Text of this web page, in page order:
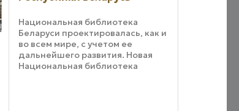
Национальная библиотека
Беларуси проектировалась, как и
во всем мире, с учетом ее
дальнейшего развития. Новая
Национальная библиотека